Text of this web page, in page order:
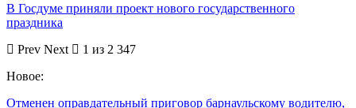
В Госдуме приняли проект нового государственного
праздника
Prev Next
1 из 2 347
Новое:
Отменен оправдательный приговор барнаульскому водителю,